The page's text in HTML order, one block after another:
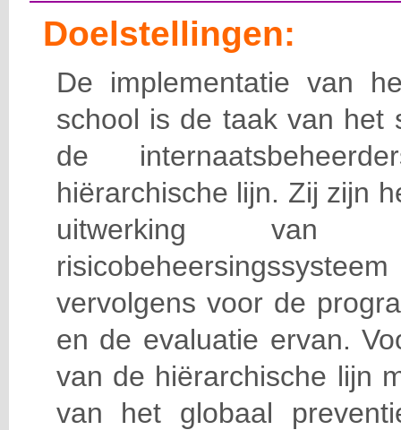
Doelstellingen:
De implementatie van
school is de taak van het
de
hiërarchische lijn. Zij zijn
uitwerking van
vervolgens voor de
en de evaluatie ervan.
van de hiërarchische lijn
van het globaal